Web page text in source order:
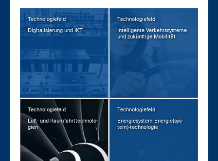
Technologiefeld
Di­gi­ta­li­sie­rung und IKT
Technologiefeld
In­tel­li­gen­te Ver­kehrs­sys­te­me
und zu­künf­ti­ge Mo­bi­li­tät
Technologiefeld
Luft- und Raum­fahrt­tech­no­lo­
gi­en
Technologiefeld
En­er­gie­sys­tem En­er­gie(sys­
tem)-tech­no­lo­gie